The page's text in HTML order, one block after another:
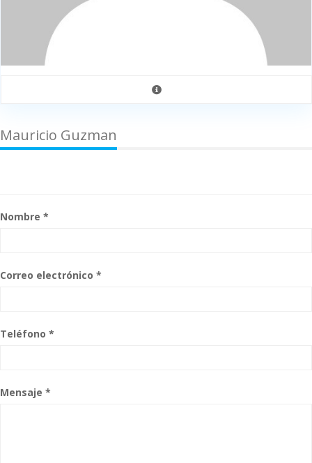
Mauricio Guzman
Nombre *
Correo electrónico *
Teléfono *
Mensaje *